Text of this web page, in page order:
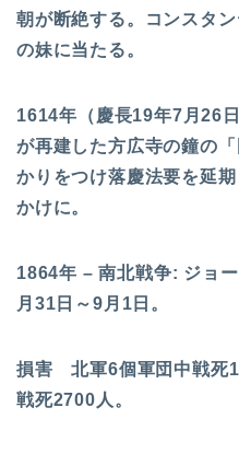
朝が断絶する。コンスタ
の妹に当たる。
1614年（慶長19年7月26
が再建した方広寺の鐘の
かりをつけ落慶法要を延
かけに。
1864年 – 南北戦争: ジョ
月31日～9月1日。
損害 北軍6個軍団中戦
戦死2700人。